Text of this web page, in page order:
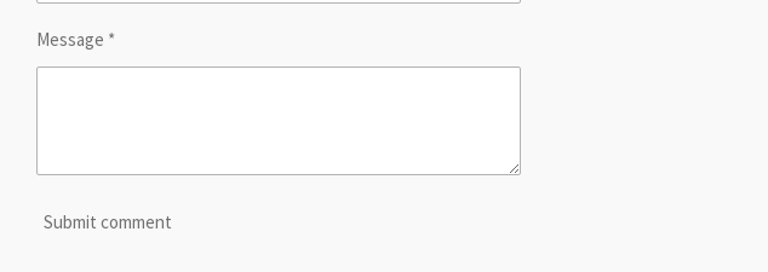
Message *
Submit comment